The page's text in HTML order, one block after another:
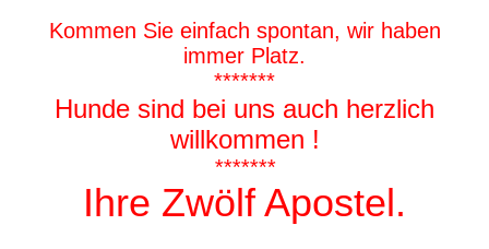
Kommen Sie einfach spontan, wir haben
immer Platz.
*******
Hunde sind bei uns auch herzlich
willkommen !
*******
Ihre Zwölf Apostel.